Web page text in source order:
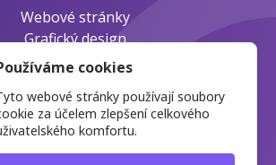
Webové stránky
Grafický design
Byznys konzultace
osobních údajů
Časté otázky
Blog o webdesignu
cookies
webové stránky používají soubory
za účelem zlepšení celkového
komfortu.